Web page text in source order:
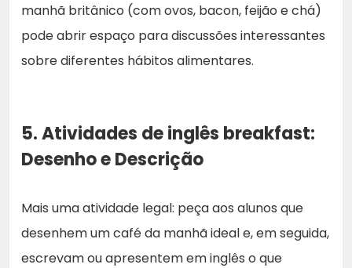
manhã britânico (com ovos, bacon, feijão e chá)
pode abrir espaço para discussões interessantes
sobre diferentes hábitos alimentares.
5. Atividades de inglês breakfast:
Desenho e Descrição
Mais uma atividade legal: peça aos alunos que
desenhem um café da manhã ideal e, em seguida,
escrevam ou apresentem em inglês o que